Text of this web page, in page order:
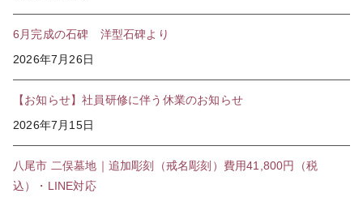
6月完成の石碑 洋型石碑より
2026年7月26日
【お知らせ】社員研修に伴う休業のお知らせ
2026年7月15日
八尾市 二俣墓地｜追加彫刻（戒名彫刻）費用41,800円（税
込）・LINE対応